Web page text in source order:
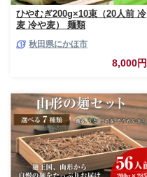
ひやむぎ200g×10束（20人前 冷
麦 冷や麦） 麺類
秋田県にかほ市
8,000円